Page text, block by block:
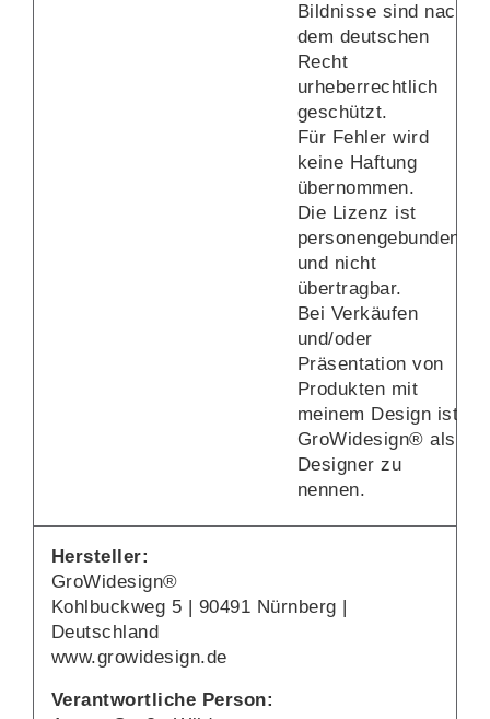
Bildnisse sind nach
dem deutschen
Recht
urheberrechtlich
geschützt.
Für Fehler wird
keine Haftung
übernommen.
Die Lizenz ist
personengebunden
und nicht
übertragbar.
Bei Verkäufen
und/oder
Präsentation von
Produkten mit
meinem Design ist
GroWidesign® als
Designer zu
nennen.
Hersteller:
GroWidesign®
Kohlbuckweg 5 | 90491 Nürnberg |
Deutschland
www.growidesign.de
Verantwortliche Person: